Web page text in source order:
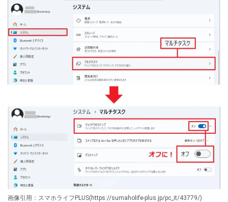
画像引用：スマホライフPLUS(https://sumaholife-plus.jp/pc_it/43779/)